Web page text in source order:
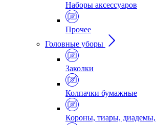
Наборы аксессуаров
Прочее
Головные уборы
Заколки
Колпачки бумажные
Короны, тиары,